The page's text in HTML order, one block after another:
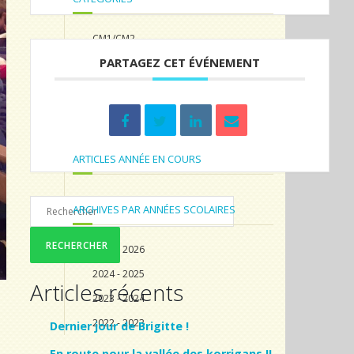
PARTAGEZ CET ÉVÉNEMENT
Articles récents
Dernier jour de Brigitte !
CM1/CM2
CP/CE1/CE2
TPS/PS/MS/GS
ARTICLES ANNÉE EN COURS
ARCHIVES PAR ANNÉES SCOLAIRES
2025 - 2026
2024 - 2025
2023 - 2024
2022 - 2023